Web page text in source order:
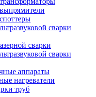
сварки
сварки
сварки
аппараты
нагреватели
труб